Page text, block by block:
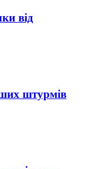
від
штурмів